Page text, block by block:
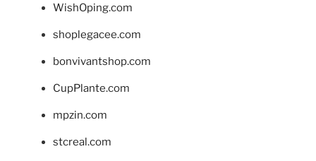
WishOping.com
shoplegacee.com
bonvivantshop.com
CupPlante.com
mpzin.com
stcreal.com